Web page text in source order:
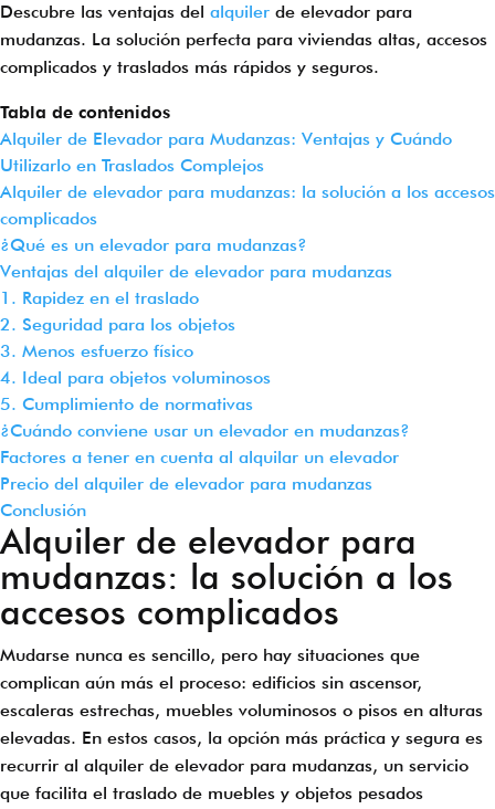
Descubre las ventajas del alquiler de elevador para
mudanzas. La solución perfecta para viviendas altas, accesos
complicados y traslados más rápidos y seguros.
Tabla de contenidos
Alquiler de Elevador para Mudanzas: Ventajas y Cuándo
Utilizarlo en Traslados Complejos
Alquiler de elevador para mudanzas: la solución a los accesos
complicados
¿Qué es un elevador para mudanzas?
Ventajas del alquiler de elevador para mudanzas
1. Rapidez en el traslado
2. Seguridad para los objetos
3. Menos esfuerzo físico
4. Ideal para objetos voluminosos
5. Cumplimiento de normativas
¿Cuándo conviene usar un elevador en mudanzas?
Factores a tener en cuenta al alquilar un elevador
Precio del alquiler de elevador para mudanzas
Conclusión
Alquiler de elevador para
mudanzas: la solución a los
accesos complicados
Mudarse nunca es sencillo, pero hay situaciones que
complican aún más el proceso: edificios sin ascensor,
escaleras estrechas, muebles voluminosos o pisos en alturas
elevadas. En estos casos, la opción más práctica y segura es
recurrir al alquiler de elevador para mudanzas, un servicio
que facilita el traslado de muebles y objetos pesados